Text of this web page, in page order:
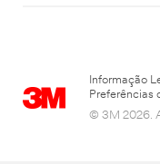
Informação
Preferências
© 3M 2026.